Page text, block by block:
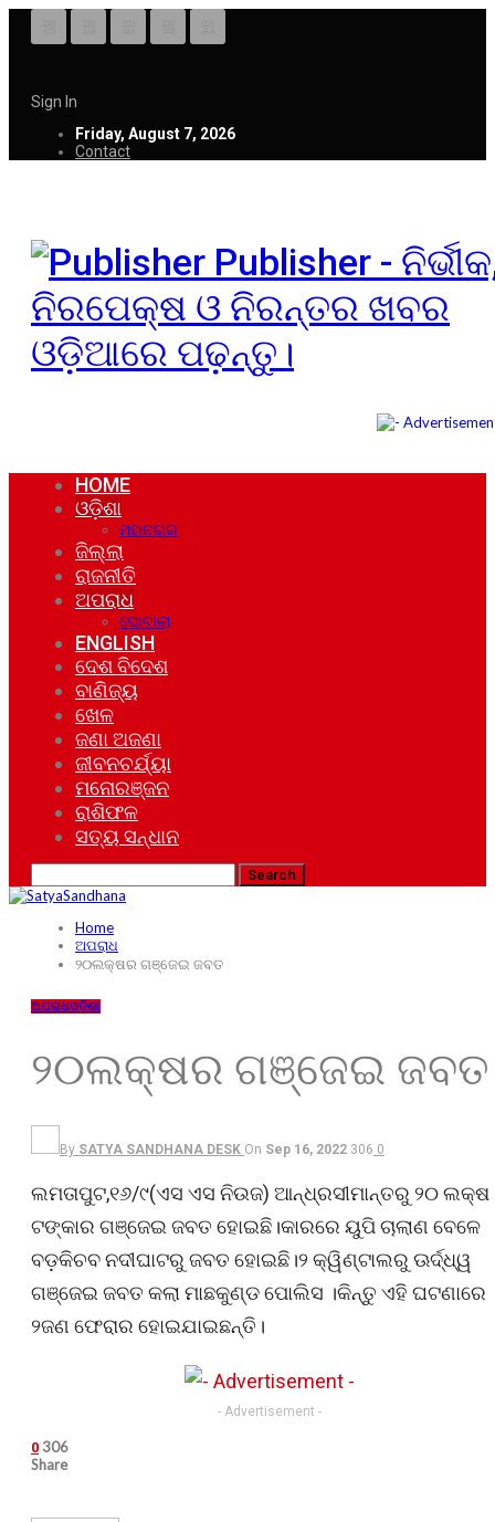
Sign In
Friday, August 7, 2026
Contact
Publisher -
ନିରପେକ୍ଷ ଓ ନିରନ୍ତର ଖବର
ଓଡ଼ିଆରେ ପଢ଼ନ୍ତୁ।
HOME
ଓଡ଼ିଶା
ମହାନଗର
ଜିଲ୍ଲା
ରାଜନୀତି
ଅପରାଧ
ଘୋଟାଲା
ENGLISH
ଦେଶ ବିଦେଶ
ବାଣିଜ୍ୟ
ଖେଳ
ଜଣା ଅଜଣା
ଜୀବନଚର୍ଯ୍ୟା
ମନୋରଞ୍ଜନ
ରାଶିଫଳ
ସତ୍ୟ ସନ୍ଧାନ
Home
ଅପରାଧ
୨୦ଲକ୍ଷର ଗଞ୍ଜେଇ ଜବତ
ଅପରାଧଓଡ଼ିଶା
୨୦ଲକ୍ଷର ଗଞ୍ଜେଇ ଜବତ
By SATYA SANDHANA DESK On Sep 16, 2022 306 0
ଲମତାପୁଟ,୧୬/୯(ଏସ ଏସ ନିଉଜ) ଆନ୍ଧ୍ରସୀମାନ୍ତରୁ ୨୦ ଲକ୍ଷ
ଟଙ୍କାର ଗଞ୍ଜେଇ ଜବତ ହୋଇଛି।କାରରେ ୟୁପି ଚାଲାଣ ବେଳେ
ବଡ଼କିଚବ ନଦୀଘାଟରୁ ଜବତ ହୋଇଛି।୨ କ୍ୱିଣ୍ଟାଲରୁ ଊର୍ଦ୍ଧ୍ୱ
ଗଞ୍ଜେଇ ଜବତ କଲା ମାଛକୁଣ୍ଡ ପୋଲିସ ।କିନ୍ତୁ ଏହି ଘଟଣାରେ
୨ଜଣ ଫେରାର ହୋଇଯାଇଛନ୍ତି।
- Advertisement -
0 306
Share